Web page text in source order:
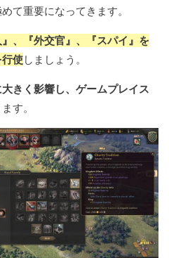
て重要になってきます。
、『外交官』、『スパイ』を
使しましょう。
きく影響し、ゲームプレイス
す。